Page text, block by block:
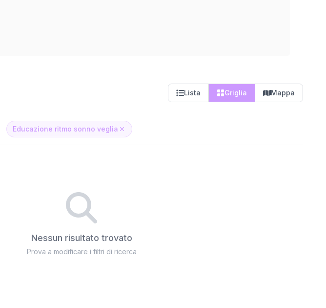
Lista Griglia Mappa
Educazione ritmo sonno veglia
Nessun risultato trovato
Prova a modificare i filtri di ricerca